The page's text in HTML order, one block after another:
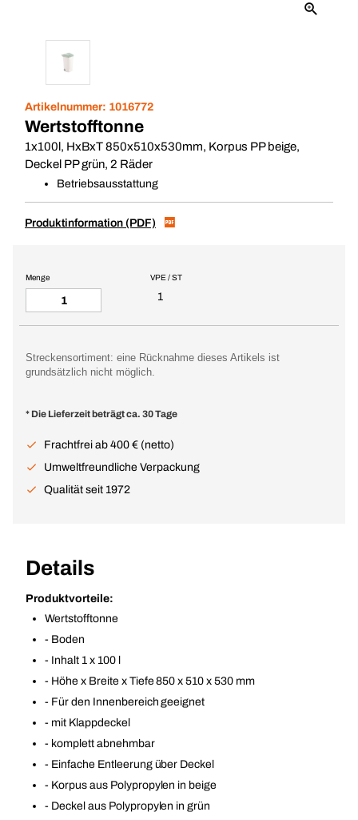
Artikelnummer: 1016772
Wertstofftonne
1x100l, HxBxT 850x510x530mm, Korpus PP beige,
Deckel PP grün, 2 Räder
Betriebsausstattung
Produktinformation (PDF)
VPE / ST
1
Menge
Streckensortiment: eine Rücknahme dieses Artikels ist
grundsätzlich nicht möglich.
* Die Lieferzeit beträgt ca. 30 Tage
Frachtfrei ab 400 € (netto)
Umweltfreundliche Verpackung
Qualität seit 1972
Details
Produktvorteile:
Wertstofftonne
- Boden
- Inhalt 1 x 100 l
- Höhe x Breite x Tiefe 850 x 510 x 530 mm
- Für den Innenbereich geeignet
- mit Klappdeckel
- komplett abnehmbar
- Einfache Entleerung über Deckel
- Korpus aus Polypropylen in beige
- Deckel aus Polypropylen in grün